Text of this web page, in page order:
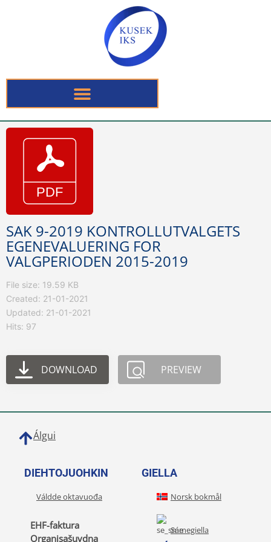
SAK 9-2019 KONTROLLUTVALGETS
EGENEVALUERING FOR
VALGPERIODEN 2015-2019
File size: 19.59 KB
Created: 21-01-2021
Updated: 21-01-2021
Hits: 97
DOWNLOAD PREVIEW
Álgui
DIEHTOJUOHKIN
Váldde oktavuođa
EHF-faktura
Organisašuvdna
GIELLA
Norsk bokmål
Sámegiella